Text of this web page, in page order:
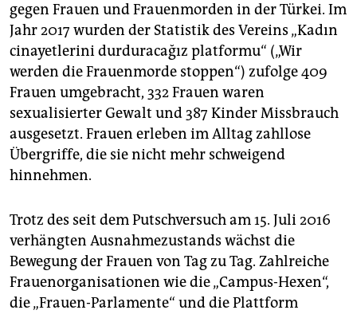
unterstützen
abo
genossenschaft
epaper login
gegen Frauen und Frauenmorden in der Türkei. Im
Jahr 2017 wurden der Statistik des Vereins „Kadın
cinayetlerini durduracağız platformu“ („Wir
werden die Frauenmorde stoppen“) zufolge 409
Frauen umgebracht, 332 Frauen waren
sexualisierter Gewalt und 387 Kinder Missbrauch
ausgesetzt. Frauen erleben im Alltag zahllose
Übergriffe, die sie nicht mehr schweigend
hinnehmen.
Trotz des seit dem Putschversuch am 15. Juli 2016
verhängten Ausnahmezustands wächst die
Bewegung der Frauen von Tag zu Tag. Zahlreiche
Frauenorganisationen wie die „Campus-Hexen“,
die „Frauen-Parlamente“ und die Plattform